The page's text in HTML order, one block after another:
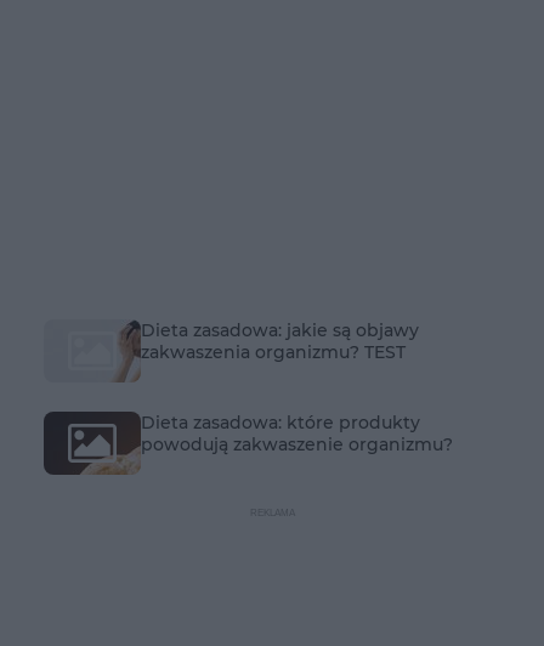
Dieta zasadowa: jakie są objawy
zakwaszenia organizmu? TEST
Dieta zasadowa: które produkty
powodują zakwaszenie organizmu?